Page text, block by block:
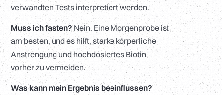
verwandten Tests interpretiert werden.
Muss ich fasten?Nein. Eine Morgenprobe ist
am besten, und es hilft, starke körperliche
Anstrengung und hochdosiertes Biotin
vorher zu vermeiden.
Was kann mein Ergebnis beeinflussen?